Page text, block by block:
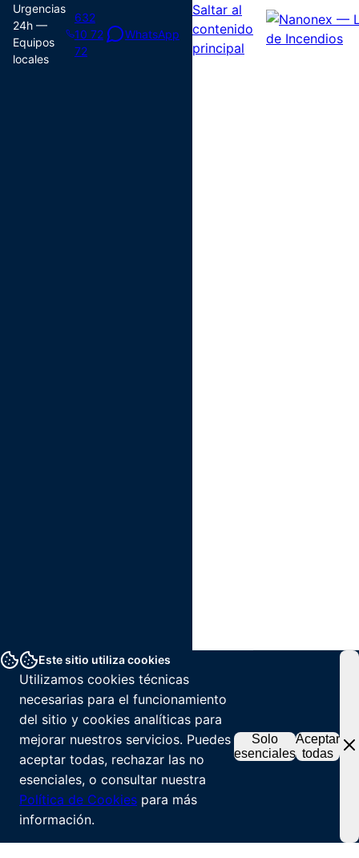
Urgencias
24h —
Equipos
locales
632
10 72
72
WhatsApp
Saltar al
contenido
principal
Este sitio utiliza cookies
Utilizamos cookies técnicas
necesarias para el funcionamiento
del sitio y cookies analíticas para
mejorar nuestros servicios. Puedes
aceptar todas, rechazar las no
esenciales, o consultar nuestra
Política de Cookies para más
información.
Solo
esenciales
Aceptar
todas